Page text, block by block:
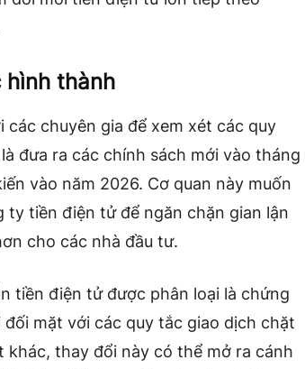
hình thành
chuyên gia để xem xét các quy
đưa ra các chính sách mới vào tháng
​​vào năm 2026. Cơ quan này muốn
tiền điện tử để ngăn chặn gian lận
cho các nhà đầu tư.
tiền điện tử được phân loại là chứng
mặt với các quy tắc giao dịch chặt
thay đổi này có thể mở ra cánh